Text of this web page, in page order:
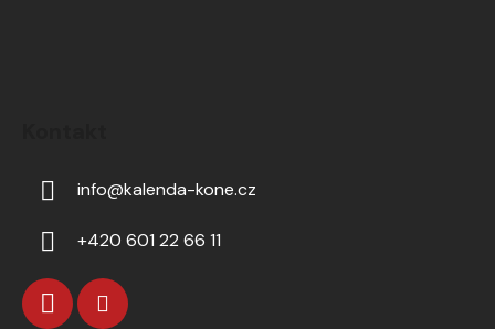
info@kalenda-kone.cz
+420 601 22 66 11